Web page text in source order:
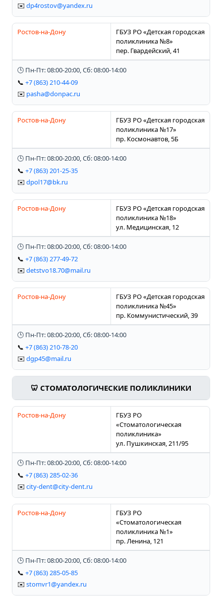
✉️ dp4rostov@yandex.ru
Ростов-на-Дону
ГБУЗ РО «Детская городская
поликлиника №8»
пер. Гвардейский, 41
🕒 Пн-Пт: 08:00-20:00, Сб: 08:00-14:00
📞 +7 (863) 210-44-09
✉️ pasha@donpac.ru
Ростов-на-Дону
ГБУЗ РО «Детская городская
поликлиника №17»
пр. Космонавтов, 5Б
🕒 Пн-Пт: 08:00-20:00, Сб: 08:00-14:00
📞 +7 (863) 201-25-35
✉️ dpol17@bk.ru
Ростов-на-Дону
ГБУЗ РО «Детская городская
поликлиника №18»
ул. Медицинская, 12
🕒 Пн-Пт: 08:00-20:00, Сб: 08:00-14:00
📞 +7 (863) 277-49-72
✉️ detstvo18.70@mail.ru
Ростов-на-Дону
ГБУЗ РО «Детская городская
поликлиника №45»
пр. Коммунистический, 39
🕒 Пн-Пт: 08:00-20:00, Сб: 08:00-14:00
📞 +7 (863) 210-78-20
✉️ dgp45@mail.ru
🦷 СТОМАТОЛОГИЧЕСКИЕ ПОЛИКЛИНИКИ
Ростов-на-Дону
ГБУЗ РО
«Стоматологическая
поликлиника»
ул. Пушкинская, 211/95
🕒 Пн-Пт: 08:00-20:00, Сб: 08:00-14:00
📞 +7 (863) 285-02-36
✉️ city-dent@city-dent.ru
Ростов-на-Дону
ГБУЗ РО
«Стоматологическая
поликлиника №1»
пр. Ленина, 121
🕒 Пн-Пт: 08:00-20:00, Сб: 08:00-14:00
📞 +7 (863) 285-05-85
✉️ stomvr1@yandex.ru